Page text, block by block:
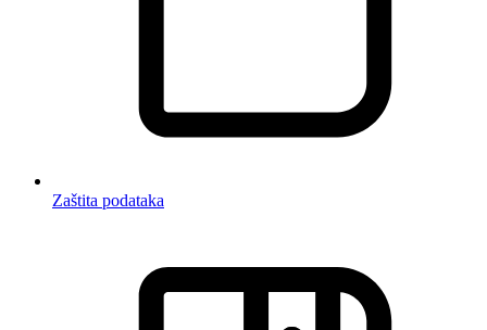
Zaštita podataka